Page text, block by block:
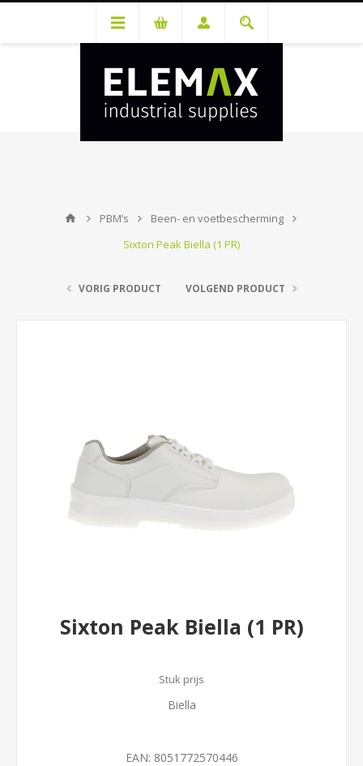
Je hebt een account nodig om prijzen te bekijken en bestellingen te
PBM’s
Been- en voetbescherming
Sixton Peak Biella (1 PR)
VORIG PRODUCT VOLGEND PRODUCT
Sixton Peak Biella (1 PR)
Stuk prijs
Biella
EAN: 8051772570446